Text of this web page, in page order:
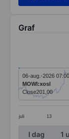
Graf
Line chart
The chart
The chart
juli 13
06-aug.-2026 07:00
MOWI:xosl
Close201,00
End of
I dag 1